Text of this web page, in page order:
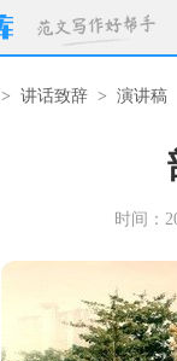
> 讲话致辞 > 演讲稿
时间：